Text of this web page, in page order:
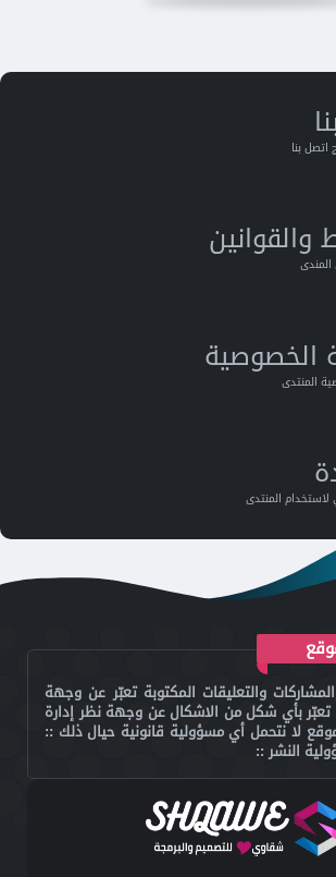
اتصل بنا
والقوانين
الخصوصية
المنتدى
ﻻستخدام المنتدى
والتعليقات المكتوبة تعبّر عن وجهة
تعبّر بأي شكل من الاشكال عن وجهة نظر إدارة
لا نتحمل أي مسؤولية قانونية حيال ذلك ::
النشر ::